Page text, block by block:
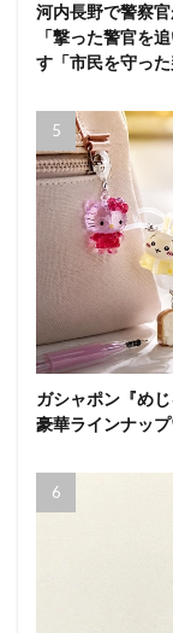
河内長野で警察
「撃った警官を
す「市民を守った
ガシャポン『め
豪華ラインナッ